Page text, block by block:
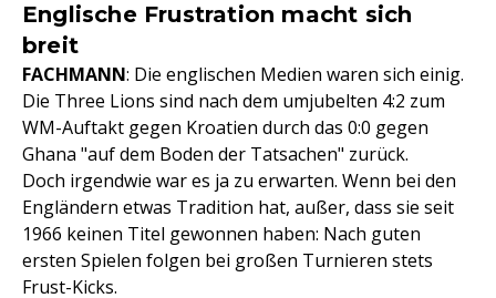
Englische Frustration macht sich
breit
FACHMANN: Die englischen Medien waren sich einig.
Die Three Lions sind nach dem umjubelten 4:2 zum
WM-Auftakt gegen Kroatien durch das 0:0 gegen
Ghana "auf dem Boden der Tatsachen" zurück.
Doch irgendwie war es ja zu erwarten. Wenn bei den
Engländern etwas Tradition hat, außer, dass sie seit
1966 keinen Titel gewonnen haben: Nach guten
ersten Spielen folgen bei großen Turnieren stets
Frust-Kicks.